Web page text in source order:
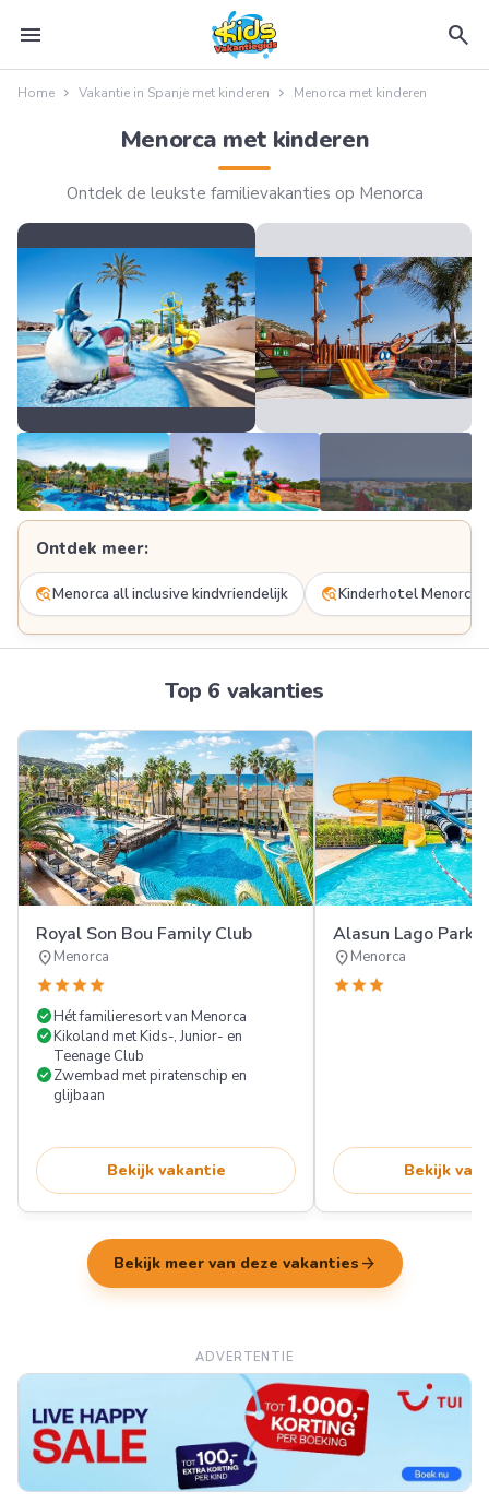
menu search
Home Vakantie in Spanje met kinderen Menorca met kinderen
Menorca met kinderen
Ontdek de leukste familievakanties op Menorca
Ontdek meer:
travel_exploreMenorca all inclusive kindvriendelijk travel_exploreKinderhotel Menorca
Top 6 vakanties
Royal Son Bou Family Club
location_onMenorca
starstarstarstar
check_circleHét familieresort van Menorca
check_circleKikoland met Kids-, Junior- en
Teenage Club
check_circleZwembad met piratenschip en
glijbaan
Bekijk vakantie
Alasun Lago Park
location_onMenorca
starstarstar
Bekijk
Bekijk meer van deze vakanties arrow_forward
ADVERTENTIE